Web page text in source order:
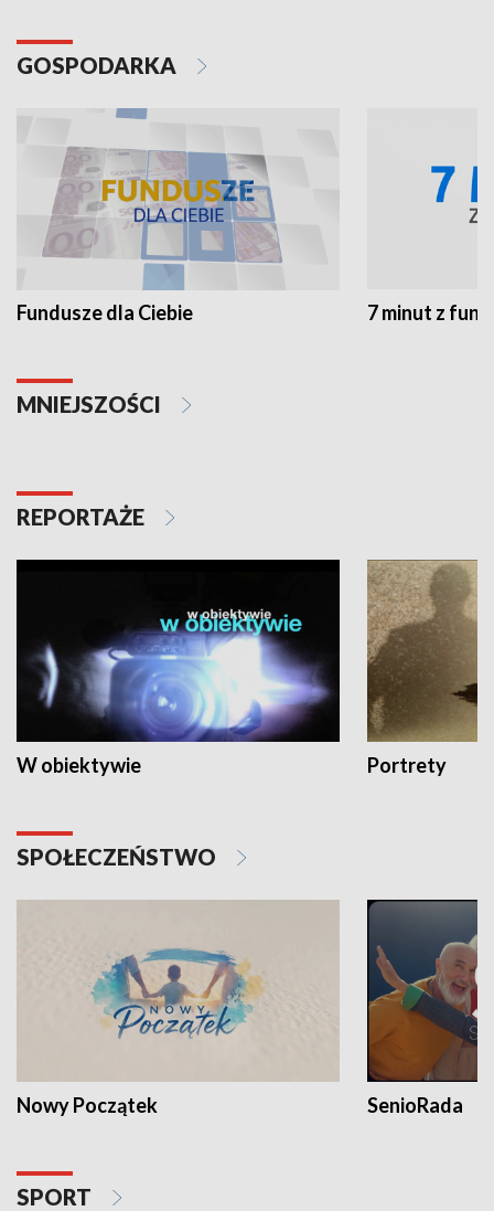
GOSPODARKA
Fundusze dla Ciebie 7 minut z
MNIEJSZOŚCI
REPORTAŻE
W obiektywie Portrety
SPOŁECZEŃSTWO
Nowy Początek SenioRada
SPORT